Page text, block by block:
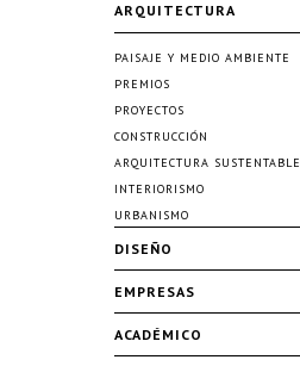
ARQUITECTURA
PAISAJE Y MEDIO AMBIENTE
PREMIOS
PROYECTOS
CONSTRUCCIÓN
ARQUITECTURA SUSTENTABLE
INTERIORISMO
URBANISMO
DISEÑO
EMPRESAS
ACADÉMICO